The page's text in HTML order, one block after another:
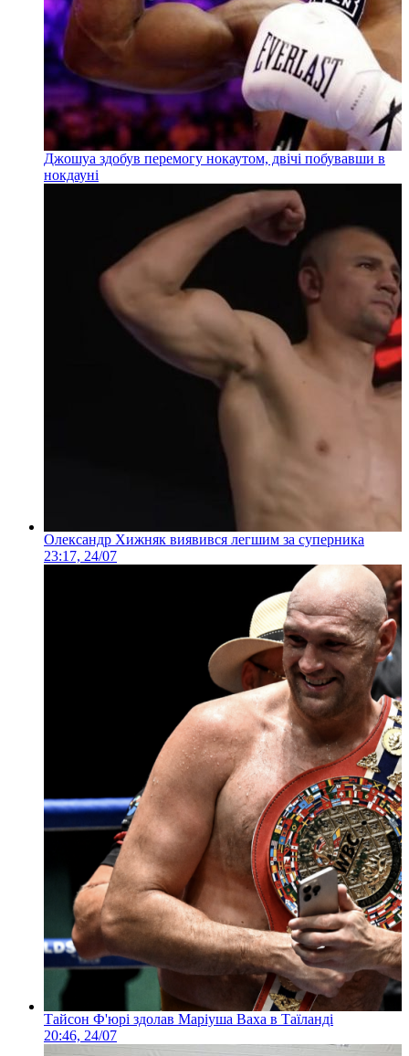
Джошуа здобув перемогу нокаутом, двічі побувавши в
нокдауні
Олександр Хижняк виявився легшим за суперника
23:17, 24/07
Тайсон Ф'юрі здолав Маріуша Ваха в Таїланді
20:46, 24/07